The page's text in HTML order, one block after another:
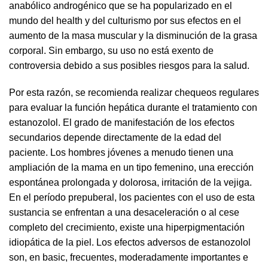
anabólico androgénico que se ha popularizado en el
mundo del health y del culturismo por sus efectos en el
aumento de la masa muscular y la disminución de la grasa
corporal. Sin embargo, su uso no está exento de
controversia debido a sus posibles riesgos para la salud.
Por esta razón, se recomienda realizar chequeos regulares
para evaluar la función hepática durante el tratamiento con
estanozolol. El grado de manifestación de los efectos
secundarios depende directamente de la edad del
paciente. Los hombres jóvenes a menudo tienen una
ampliación de la mama en un tipo femenino, una erección
espontánea prolongada y dolorosa, irritación de la vejiga.
En el período prepuberal, los pacientes con el uso de esta
sustancia se enfrentan a una desaceleración o al cese
completo del crecimiento, existe una hiperpigmentación
idiopática de la piel. Los efectos adversos de estanozolol
son, en basic, frecuentes, moderadamente importantes e